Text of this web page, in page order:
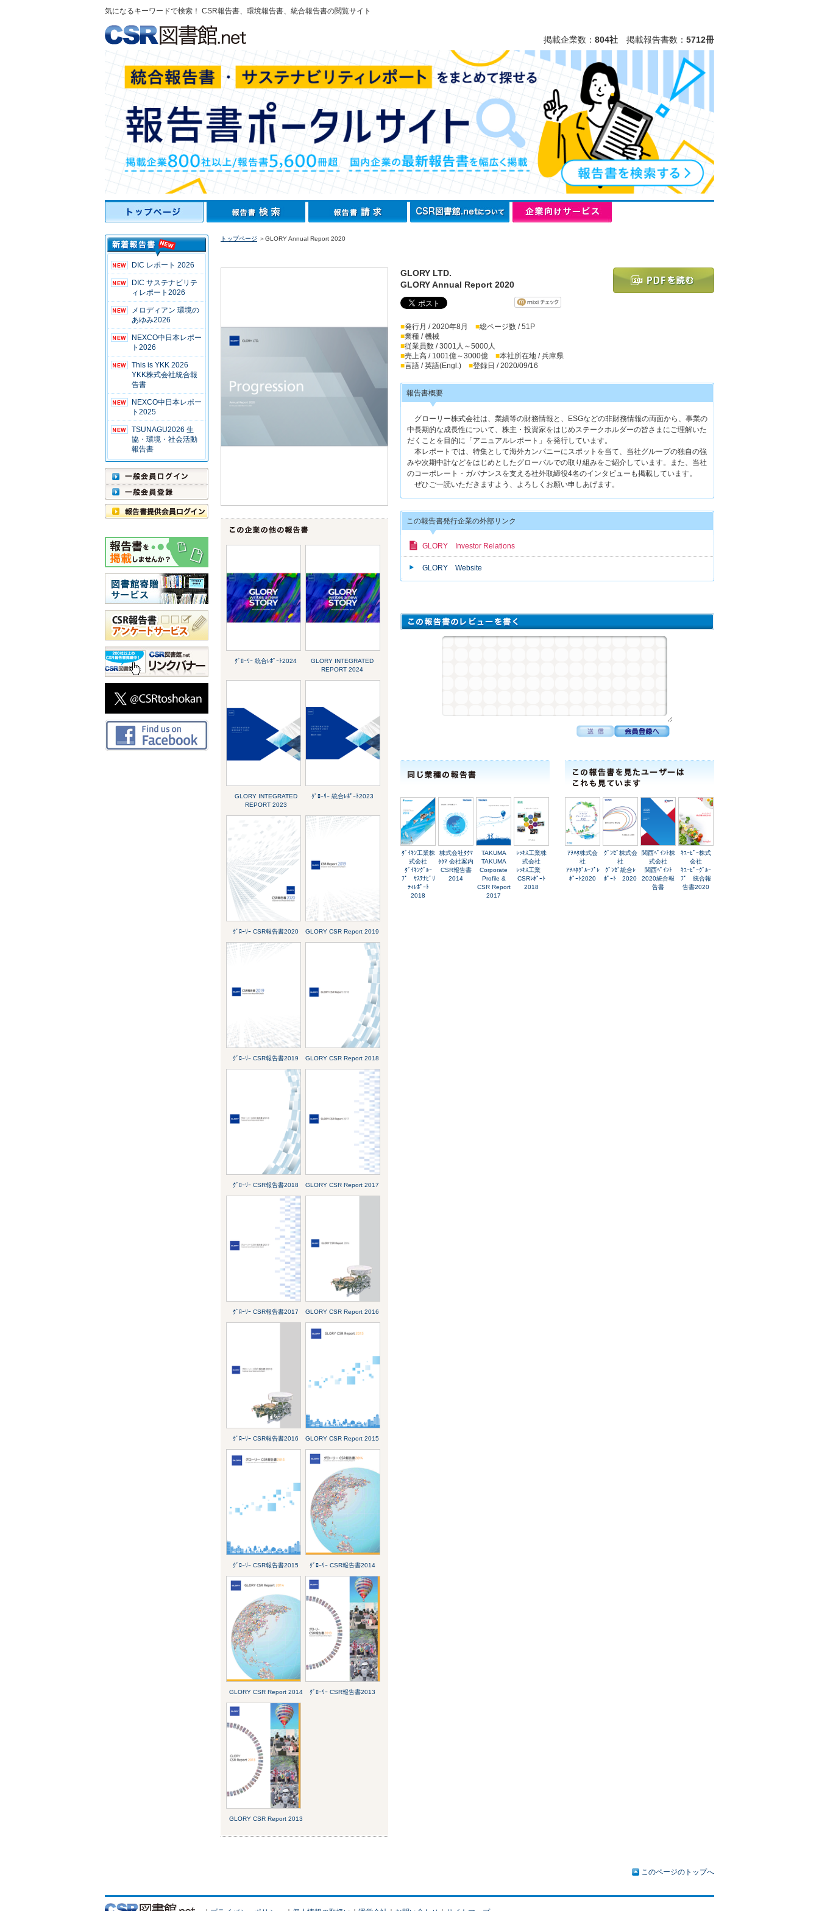
気になるキーワードで検索！ CSR報告書、環境報告書、統合報告書の閲覧サイト
掲載企業数： 804社 掲載報告書数： 5712冊
DIC レポート 2026
DIC サステナビリテ
ィレポート2026
メロディアン 環境の
あゆみ2026
NEXCO中日本レポー
ト2026
This is YKK 2026
YKK株式会社統合報
告書
NEXCO中日本レポー
ト2025
TSUNAGU2026 生
協・環境・社会活動
報告書
トップページ ＞GLORY Annual Report 2020
ｸﾞﾛｰﾘｰ 統合ﾚﾎﾟｰﾄ2024
GLORY INTEGRATED
REPORT 2024
GLORY INTEGRATED
REPORT 2023
ｸﾞﾛｰﾘｰ 統合ﾚﾎﾟｰﾄ2023
ｸﾞﾛｰﾘｰ CSR報告書2020 GLORY CSR Report 2019
ｸﾞﾛｰﾘｰ CSR報告書2019 GLORY CSR Report 2018
ｸﾞﾛｰﾘｰ CSR報告書2018 GLORY CSR Report 2017
ｸﾞﾛｰﾘｰ CSR報告書2017 GLORY CSR Report 2016
ｸﾞﾛｰﾘｰ CSR報告書2016 GLORY CSR Report 2015
ｸﾞﾛｰﾘｰ CSR報告書2015 ｸﾞﾛｰﾘｰ CSR報告書2014
GLORY CSR Report 2014 ｸﾞﾛｰﾘｰ CSR報告書2013
GLORY CSR Report 2013
GLORY LTD.
GLORY Annual Report 2020
■発行月 / 2020年8月 ■総ページ数 / 51P
■業種 / 機械
■従業員数 / 3001人～5000人
■売上高 / 1001億～3000億 ■本社所在地 / 兵庫県
■言語 / 英語(Engl.) ■登録日 / 2020/09/16
報告書概要
グローリー株式会社は、業績等の財務情報と、ESGなどの非財務情報の両面から、事業の
中長期的な成長性について、株主・投資家をはじめステークホルダーの皆さまにご理解いた
だくことを目的に「アニュアルレポート」を発行しています。
本レポートでは、特集として海外カンパニーにスポットを当て、当社グループの独自の強
みや次期中計などをはじめとしたグローバルでの取り組みをご紹介しています。また、当社
のコーポレート・ガバナンスを支える社外取締役4名のインタビューも掲載しています。
ぜひご一読いただきますよう、よろしくお願い申しあげます。
この報告書発行企業の外部リンク
GLORY Investor Relations
GLORY Website
ﾀﾞｲｷﾝ工業株
式会社
ﾀﾞｲｷﾝｸﾞﾙｰ
ﾌﾟ ｻｽﾃﾅﾋﾞﾘ
ﾃｨﾚﾎﾟｰﾄ
2018
株式会社ﾀｸﾏ
ﾀｸﾏ 会社案内
CSR報告書
2014
TAKUMA
TAKUMA
Corporate
Profile &
CSR Report
2017
ﾚｯｷｽ工業株
式会社
ﾚｯｷｽ工業
CSRﾚﾎﾟｰﾄ
2018
ｱｦﾊﾀ株式会
社
ｱｦﾊﾀｸﾞﾙｰﾌﾟﾚ
ﾎﾟｰﾄ2020
ｸﾞﾝｾﾞ株式会
社
ｸﾞﾝｾﾞ統合ﾚ
ﾎﾟｰﾄ 2020
関西ﾍﾟｲﾝﾄ株
式会社
関西ﾍﾟｲﾝﾄ
2020統合報
告書
ｷﾕｰﾋﾟｰ株式
会社
ｷﾕｰﾋﾟｰｸﾞﾙｰ
ﾌﾟ 統合報
告書2020
このページのトップへ